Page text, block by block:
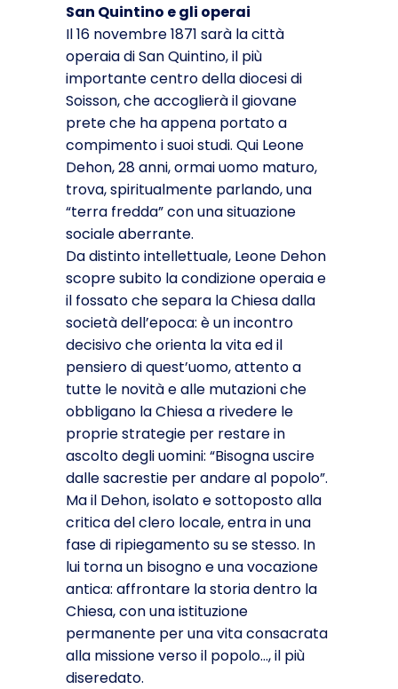
San Quintino e gli operai
Il 16 novembre 1871 sarà la città
operaia di San Quintino, il più
importante centro della diocesi di
Soisson, che accoglierà il giovane
prete che ha appena portato a
compimento i suoi studi. Qui Leone
Dehon, 28 anni, ormai uomo maturo,
trova, spiritualmente parlando, una
“terra fredda” con una situazione
sociale aberrante.
Da distinto intellettuale, Leone Dehon
scopre subito la condizione operaia e
il fossato che separa la Chiesa dalla
società dell’epoca: è un incontro
decisivo che orienta la vita ed il
pensiero di quest’uomo, attento a
tutte le novità e alle mutazioni che
obbligano la Chiesa a rivedere le
proprie strategie per restare in
ascolto degli uomini: “Bisogna uscire
dalle sacrestie per andare al popolo”.
Ma il Dehon, isolato e sottoposto alla
critica del clero locale, entra in una
fase di ripiegamento su se stesso. In
lui torna un bisogno e una vocazione
antica: affrontare la storia dentro la
Chiesa, con una istituzione
permanente per una vita consacrata
alla missione verso il popolo…, il più
diseredato.